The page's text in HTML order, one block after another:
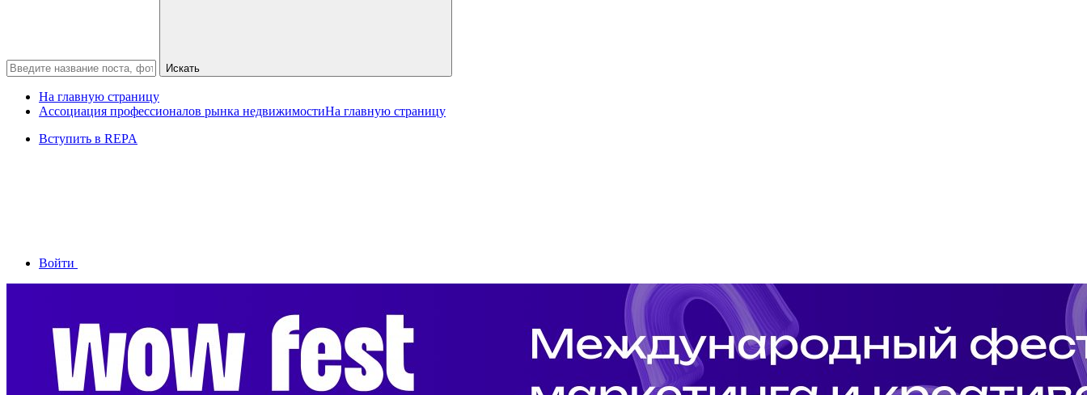
Искать
На главную страницу
Ассоциация профессионалов рынка недвижимостиНа главную страницу
Вступить в REPA
Войти